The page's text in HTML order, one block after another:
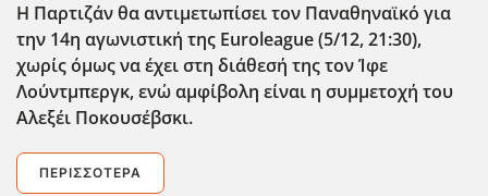
Η Παρτιζάν θα αντιμετωπίσει τον Παναθηναϊκό για
την 14η αγωνιστική της Euroleague (5/12, 21:30),
χωρίς όμως να έχει στη διάθεσή της τον Ίφε
Λούντμπεργκ, ενώ αμφίβολη είναι η συμμετοχή του
Αλεξέι Ποκουσέβσκι.
ΠΕΡΙΣΣΌΤΕΡΑ